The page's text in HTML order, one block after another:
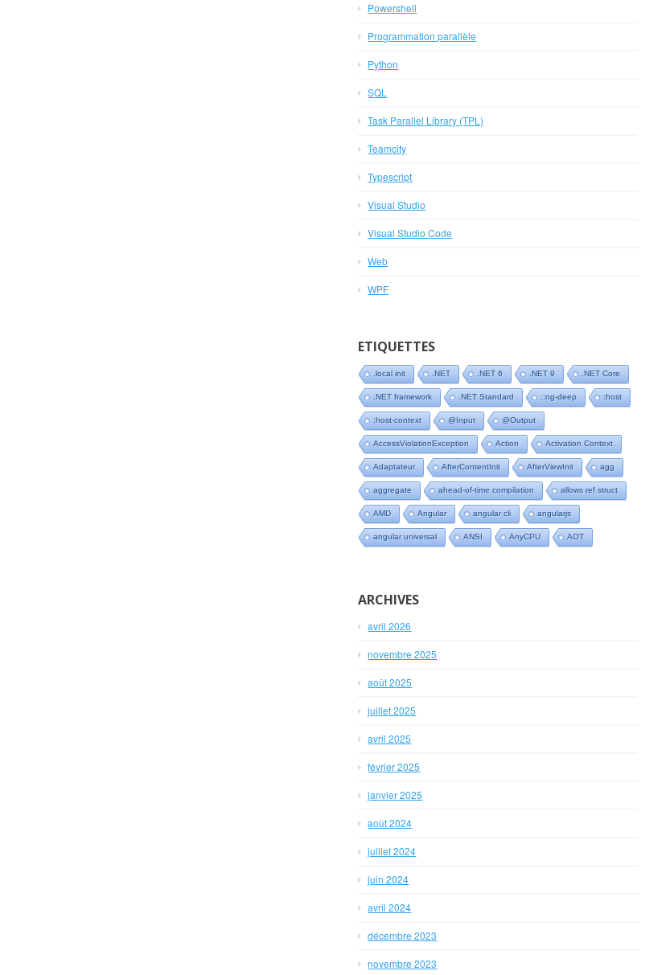
Powershell
Programmation parallèle
Python
SQL
Task Parallel Library (TPL)
Teamcity
Typescript
Visual Studio
Visual Studio Code
Web
WPF
ETIQUETTES
.local init .NET .NET 6 .NET 9 .NET Core
.NET framework .NET Standard ::ng-deep :host
:host-context @Input @Output
AccessViolationException Action Activation Context
Adaptateur AfterContentInit AfterViewInit agg
aggregate ahead-of-time compilation allows ref struct
AMD Angular angular cli angularjs
angular universal ANSI AnyCPU AOT
ARCHIVES
avril 2026
novembre 2025
août 2025
juillet 2025
avril 2025
février 2025
janvier 2025
août 2024
juillet 2024
juin 2024
avril 2024
décembre 2023
novembre 2023